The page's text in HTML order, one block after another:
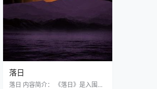
落日
落日 内容简介： 《落日》是入围日